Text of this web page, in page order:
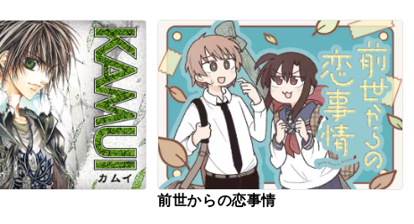
前世からの恋事情